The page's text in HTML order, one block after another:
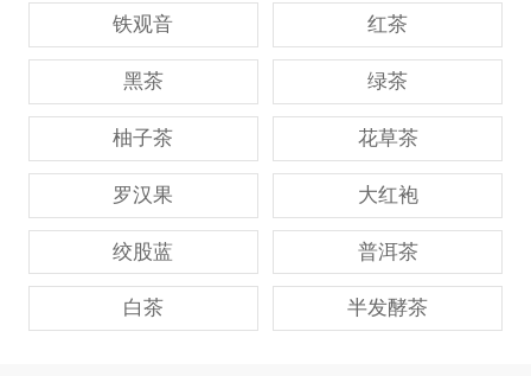
铁观音 红茶
黑茶 绿茶
柚子茶 花草茶
罗汉果 大红袍
绞股蓝 普洱茶
白茶 半发酵茶